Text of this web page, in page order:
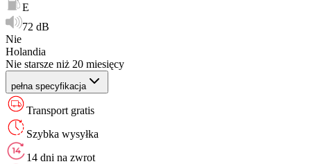
E
72 dB
Nie
Holandia
Nie starsze niż 20 miesięcy
pełna specyfikacja
Transport gratis
Szybka wysyłka
14 dni na zwrot